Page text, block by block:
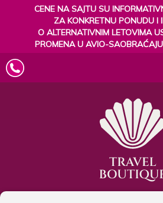
CENE NA SAJTU SU
ZA KONKRETNU PONUDU I
O ALTERNATIVNIM LETOVIMA
PROMENA U AVIO-